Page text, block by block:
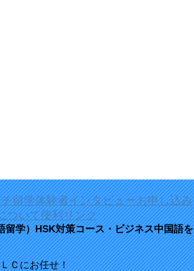
留学体験者インタビューお申し込み
ついて便利リンク
学）HSK対策コース・ビジネス中国語を
Ｃにお任せ！